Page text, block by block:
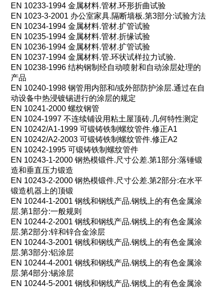
EN 10233-1994金属材料.管材.环形折曲试验
EN 1023-3-2001 办公室家具.隔断墙板.第3部分:试验方法
EN 10234-1994金属材料.管材.扩管试验
EN 10235-1994金属材料.管材.折缘试验
EN 10236-1994金属材料.管材.扩管试验
EN 10237-1994金属材料.管.环状试样拉力试验.
EN 10238-1996结构钢制经自动喷射和自动涂层处理的
产品
EN 10240-1998钢管用内部和/或外部防护涂层.通过在自
动设备中热浸镀锡进行的涂层的规定
EN 10241-2000螺纹钢管
EN 1024-1997不连续铺设用粘土屋顶砖. 几何特性测定
EN 10242/A1-1999可锻铸铁制螺纹管件.修正A1
EN 10242/A2-2003可锻铸铁制螺纹管件.修正A2
EN 10242-1995可锻铸铁制螺纹管件
EN 10243-1-2000钢热模锻件.尺寸公差.第1部分:落锤锻
造和垂直压力锻造
EN 10243-2-2000钢热模锻件.尺寸公差.第2部分:在水平
锻造机器上的顶锻
EN 10244-1-2001钢线和钢线产品.钢线上的有色金属涂
层.第1部分:一般规则
EN 10244-2-2001钢线和钢线产品.钢线上的有色金属涂
层.第2部分:锌和锌合金涂层
EN 10244-3-2001钢线和钢线产品.钢线上的有色金属涂
层.第3部分:铝涂层
EN 10244-4-2001钢线和钢线产品.钢线上的有色金属涂
层.第4部分:锡涂层
EN 10244-5-2001钢线和钢线产品.钢线上的有色金属涂